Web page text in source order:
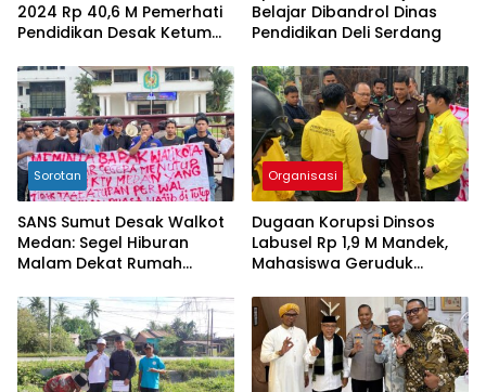
2024 Rp 40,6 M Pemerhati
Pendidikan Desak Ketum
Belajar Dibandrol Dinas
Pendidikan Deli Serdang
Sorotan
SANS Sumut Desak Walkot
Medan: Segel Hiburan
Malam Dekat Rumah
Beking!
Organisasi
Dugaan Korupsi Dinsos
Labusel Rp 1,9 M Mandek,
Mahasiswa Geruduk
Kotor!